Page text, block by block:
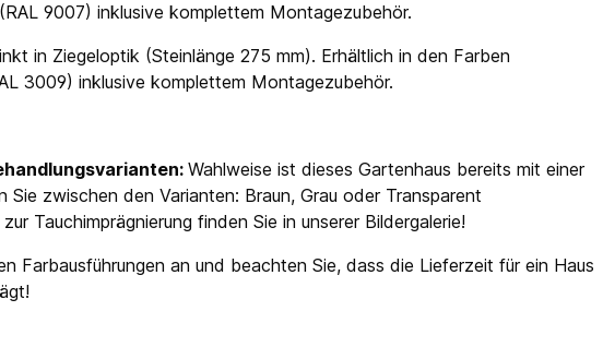
9007) inklusive komplettem Montagezubehör.
in Ziegeloptik (Steinlänge 275 mm). Erhältlich in den Farben
3009) inklusive komplettem Montagezubehör.
Wahlweise ist dieses Gartenhaus bereits mit einer
Sie zwischen den Varianten: Braun, Grau oder Transparent
Tauchimprägnierung finden Sie in unserer Bildergalerie!
Farbausführungen an und beachten Sie, dass die Lieferzeit für ein Haus